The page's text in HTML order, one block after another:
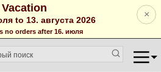
Vacation
to 13. августа 2026
no orders after 16. июля
×